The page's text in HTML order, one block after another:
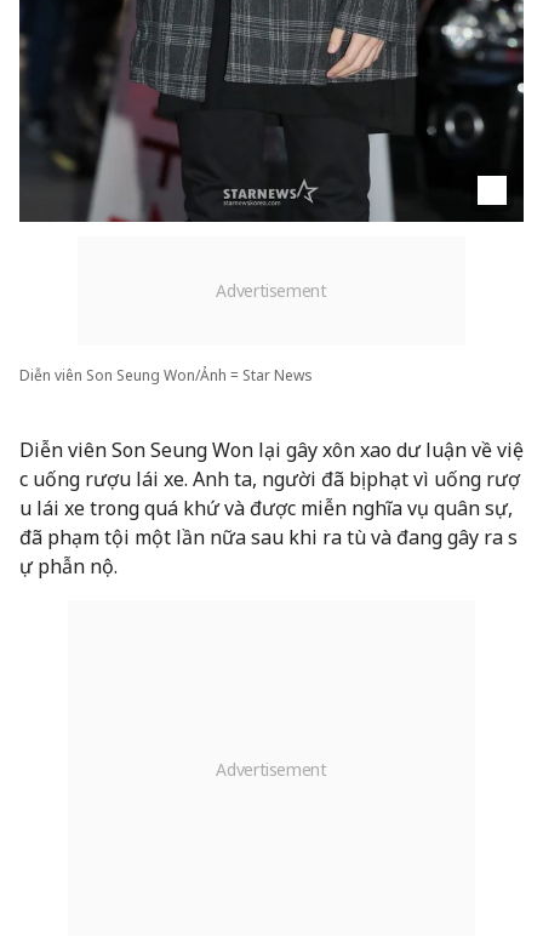
Diễn viên Son Seung Won/Ảnh = Star News
Diễn viên Son Seung Won lại gây xôn xao dư luận về việ
c uống rượu lái xe. Anh ta, người đã bị phạt vì uống rượ
u lái xe trong quá khứ và được miễn nghĩa vụ quân sự,
đã phạm tội một lần nữa sau khi ra tù và đang gây ra s
ự phẫn nộ.